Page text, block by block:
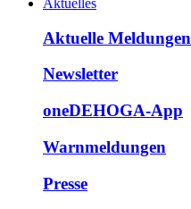
Aktuelles
Aktuelle Meldungen
Newsletter
oneDEHOGA-App
Warnmeldungen
Presse